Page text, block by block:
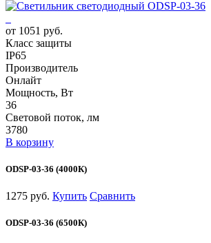
от 1051 руб.
Класс защиты
IP65
Производитель
Онлайт
Мощность, Вт
36
Световой поток, лм
3780
В корзину
ODSP-03-36 (4000К)
1275 руб. Купить Сравнить
ODSP-03-36 (6500К)